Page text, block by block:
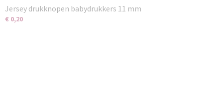
Jersey drukknopen babydrukkers 11 mm
€ 0,20